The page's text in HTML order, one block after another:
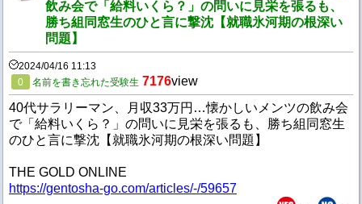
飲み会で「給料いくら？」の問いに見栄を張るも、
勝ち組同窓生のひと言に撃沈【就職氷河期の根深い
問題】
2024/04/16 11:13
0
名前を書き忘れた受験生 7176view
40代サラリーマン、月収33万円…懐かしいメンツの飲み会
で「給料いくら？」の問いに見栄を張るも、勝ち組同窓生
のひと言に撃沈【就職氷河期の根深い問題】
THE GOLD ONLINE
https://gentosha-go.com/articles/-/59657